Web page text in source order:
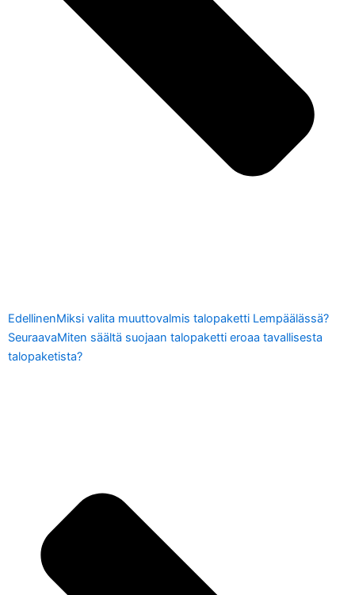
EdellinenMiksi valita muuttovalmis talopaketti Lempäälässä?
SeuraavaMiten säältä suojaan talopaketti eroaa tavallisesta
talopaketista?